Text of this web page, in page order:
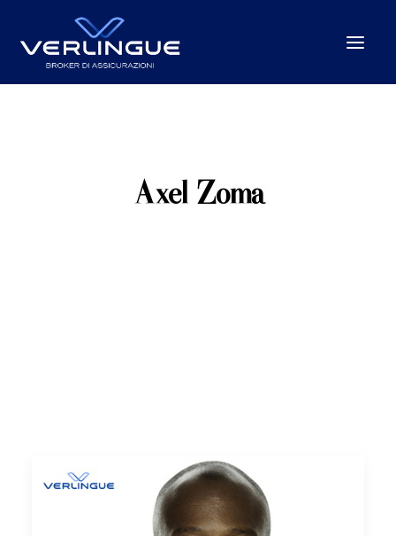
Axel Zoma